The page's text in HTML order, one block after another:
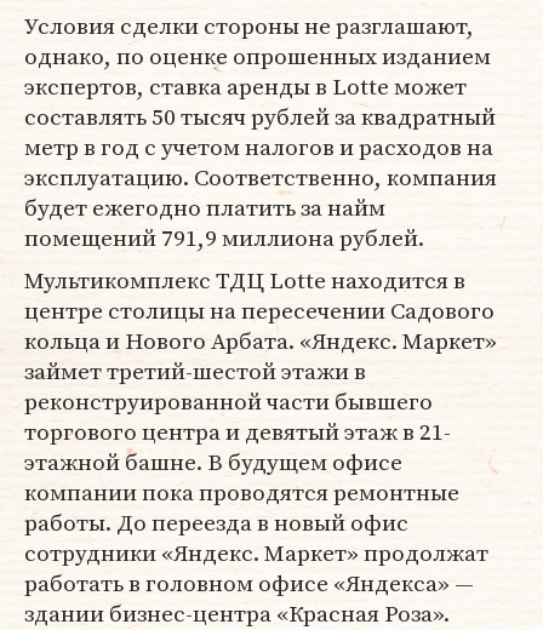
Условия сделки стороны не разглашают,
однако, по оценке опрошенных изданием
экспертов, ставка аренды в Lotte может
составлять 50 тысяч рублей за квадратный
метр в год с учетом налогов и расходов на
эксплуатацию. Соответственно, компания
будет ежегодно платить за найм
помещений 791,9 миллиона рублей.
Мультикомплекс ТДЦ Lotte находится в
центре столицы на пересечении Садового
кольца и Нового Арбата. «Яндекс. Маркет»
займет третий-шестой этажи в
реконструированной части бывшего
торгового центра и девятый этаж в 21-
этажной башне. В будущем офисе
компании пока проводятся ремонтные
работы. До переезда в новый офис
сотрудники «Яндекс. Маркет» продолжат
работать в головном офисе «Яндекса» —
здании бизнес-центра «Красная Роза».